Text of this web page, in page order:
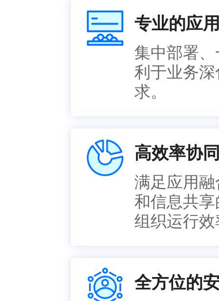
专业的应
集中部署
利于业务
求。
高效率协
满足应用
和信息共享
组织运行
全方位的